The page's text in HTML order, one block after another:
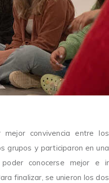
convivencia entre los
grupos y participaron en una
conocerse mejor e ir
finalizar, se unieron los dos